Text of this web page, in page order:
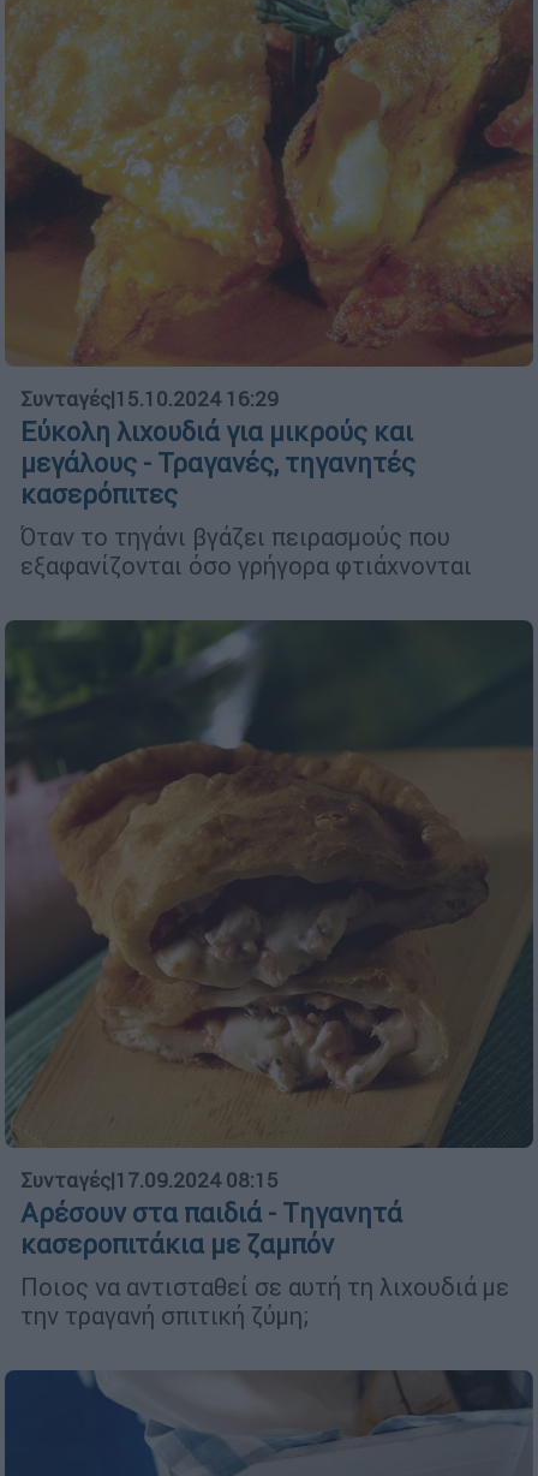
Συνταγές|15.10.2024 16:29
Εύκολη λιχουδιά για μικρούς και
μεγάλους - Τραγανές, τηγανητές
κασερόπιτες
Όταν το τηγάνι βγάζει πειρασμούς που
εξαφανίζονται όσο γρήγορα φτιάχνονται
Συνταγές|17.09.2024 08:15
Αρέσουν στα παιδιά - Tηγανητά
κασεροπιτάκια με ζαμπόν
Ποιος να αντισταθεί σε αυτή τη λιχουδιά με
την τραγανή σπιτική ζύμη;